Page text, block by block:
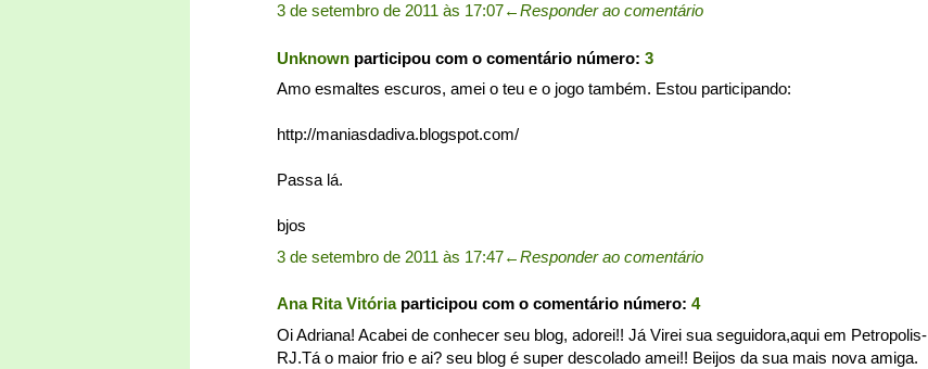
3 de setembro de 2011 às 17:07←Responder ao comentário
Unknown participou com o comentário número: 3
Amo esmaltes escuros, amei o teu e o jogo também. Estou participando:
http://maniasdadiva.blogspot.com/
Passa lá.
bjos
3 de setembro de 2011 às 17:47←Responder ao comentário
Ana Rita Vitóriaparticipou com o comentário número: 4
Oi Adriana! Acabei de conhecer seu blog, adorei!! Já Virei sua seguidora,aqui em Petropolis-
RJ.Tá o maior frio e ai? seu blog é super descolado amei!! Beijos da sua mais nova amiga.